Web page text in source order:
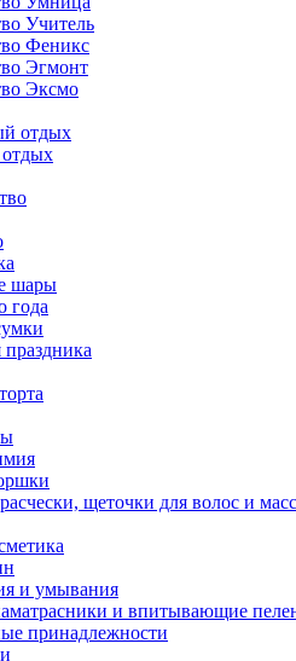
Учитель
Феникс
Эгмонт
Эксмо
отдых
шары
года
щеточки для волос и
и умывания
и впитывающие
принадлежности